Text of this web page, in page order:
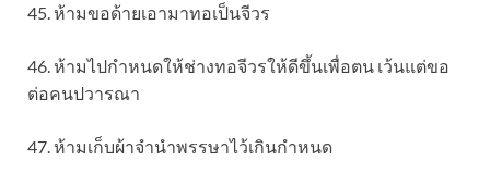
45. ห้ามขอด้ายเอามาทอเป็นจีวร
46. ห้ามไปกำหนดให้ช่างทอจีวรให้ดีขึ้นเพื่อตน เว้นแต่ขอ
ต่อคนปวารณา
47. ห้ามเก็บผ้าจำนำพรรษาไว้เกินกำหนด